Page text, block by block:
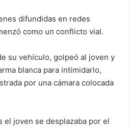
difundidas en redes
como un conflicto vial.
su vehículo, golpeó al joven y
blanca para intimidarlo,
por una cámara colocada
el joven se desplazaba por el